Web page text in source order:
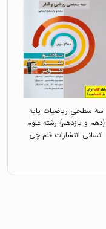
سه سطحی ریاضیات پایه
{دهم و یازدهم} رشته علوم
انسانی انتشارات قلم چی